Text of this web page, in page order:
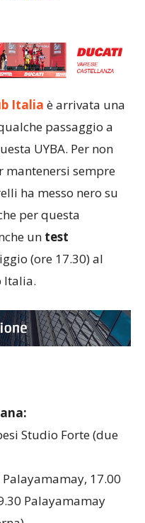
Italia è arrivata una
passaggio a
UYBA. Per non
sempre
ha messo nero su
per questa
un test
(ore 17.30) al
Italia.
Studio Forte (due
17.00
Palayamamay